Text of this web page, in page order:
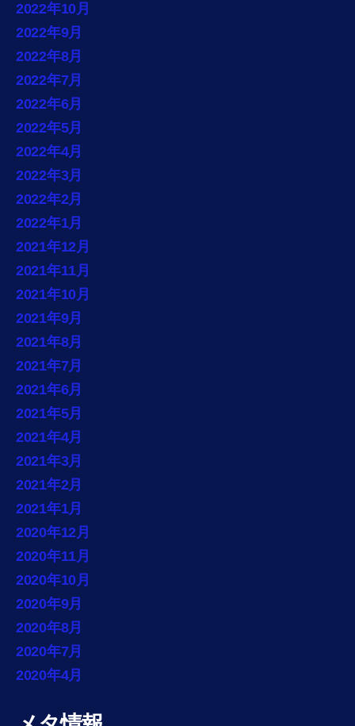
2022年10月
2022年9月
2022年8月
2022年7月
2022年6月
2022年5月
2022年4月
2022年3月
2022年2月
2022年1月
2021年12月
2021年11月
2021年10月
2021年9月
2021年8月
2021年7月
2021年6月
2021年5月
2021年4月
2021年3月
2021年2月
2021年1月
2020年12月
2020年11月
2020年10月
2020年9月
2020年8月
2020年7月
2020年4月